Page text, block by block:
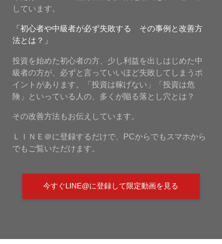
しています。
「初心者や中級者が必ず失敗する その事例と改善方
法とは？」
投資を始めた初心者の方、少し利益を出しはじめた中
級者の方が、必ずと言っていいほど失敗してしまうポ
イントがあります。「投資は稼げない」「投資は危
険」といっている人の、多くが陥る落とし穴とは？
その改善方法もお伝えしています。
ＬＩＮＥ＠に登録するだけで、PCからでもスマホから
でもご覧いただけます。
今すぐLINE@に登録して限定動画を見る